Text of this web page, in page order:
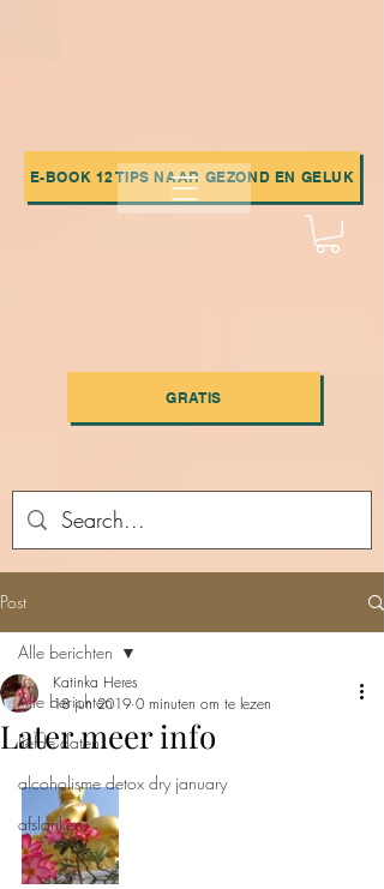
E-BOOK 12 TIPS NAAR GEZOND EN GELUK
GRATIS
Post
Alle berichten
liefde daten
alcoholisme detox dry january
afslanken
Alle berichten
Later meer info
Katinka Heres
18 jun 2019 0 minuten om te lezen